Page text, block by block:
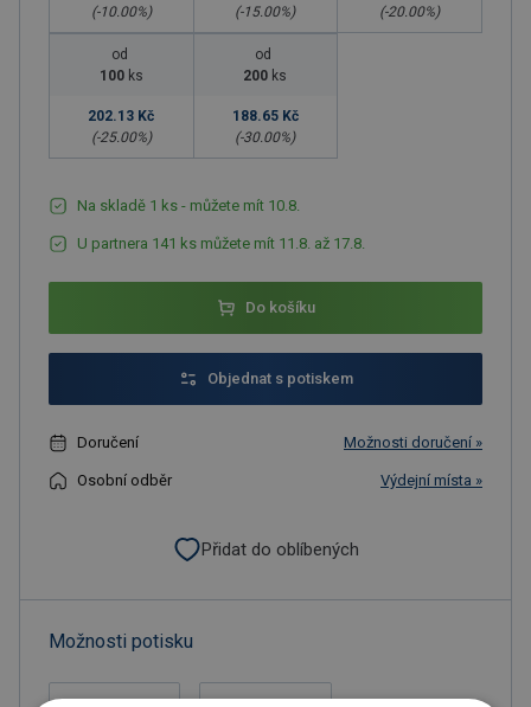
(-10.00%)
(-15.00%)
(-20.00%)
od
100 ks
202.13 Kč
(-25.00%)
od
200 ks
188.65 Kč
(-30.00%)
Na skladě 1 ks - můžete mít 10.8.
U partnera 141 ks můžete mít 11.8. až 17.8.
Do košíku
Objednat s potiskem
Doručení Možnosti doručení »
Osobní odběr Výdejní místa »
Přidat do oblíbených
Možnosti potisku